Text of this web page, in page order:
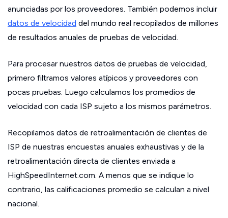
anunciadas por los proveedores. También podemos incluir
datos de velocidad del mundo real recopilados de millones
de resultados anuales de pruebas de velocidad.
Para procesar nuestros datos de pruebas de velocidad,
primero filtramos valores atípicos y proveedores con
pocas pruebas. Luego calculamos los promedios de
velocidad con cada ISP sujeto a los mismos parámetros.
Recopilamos datos de retroalimentación de clientes de
ISP de nuestras encuestas anuales exhaustivas y de la
retroalimentación directa de clientes enviada a
HighSpeedInternet.com. A menos que se indique lo
contrario, las calificaciones promedio se calculan a nivel
nacional.